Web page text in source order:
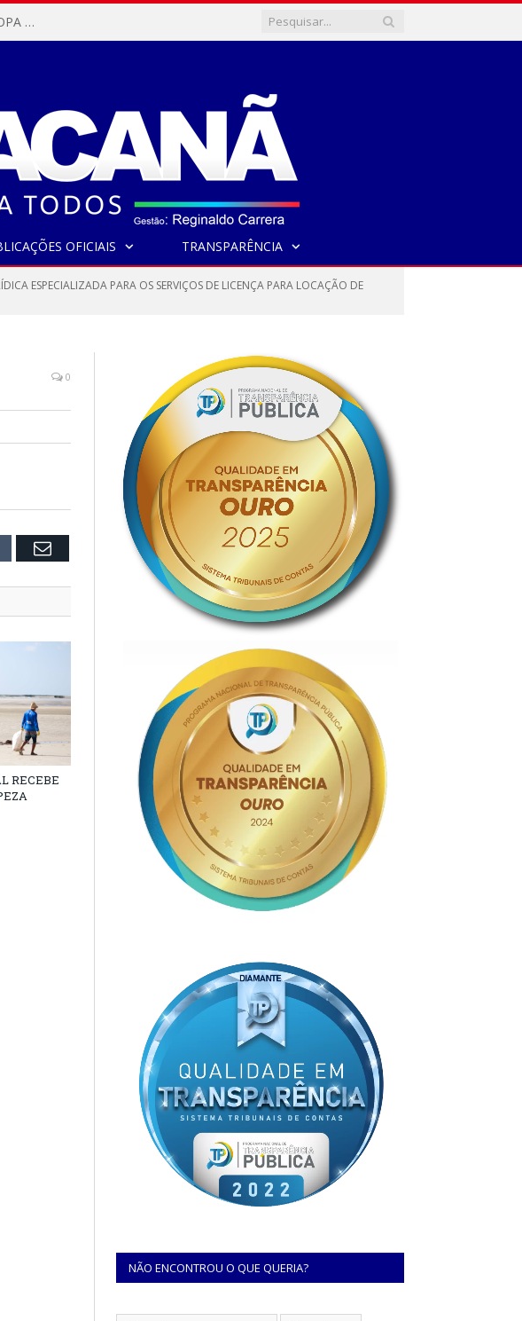
MARACANÃ SAI NA FRENTE NA DISPUTA PELO TÍTULO DA COPA PARÁ SUB-17!
OFICIAIS TRANSPARÊNCIA
ESPECIALIZADA PARA OS SERVIÇOS DE LICENÇA PARA LOCAÇÃO DE
0
Email
RECEBE
NÃO ENCONTROU O QUE QUERIA?